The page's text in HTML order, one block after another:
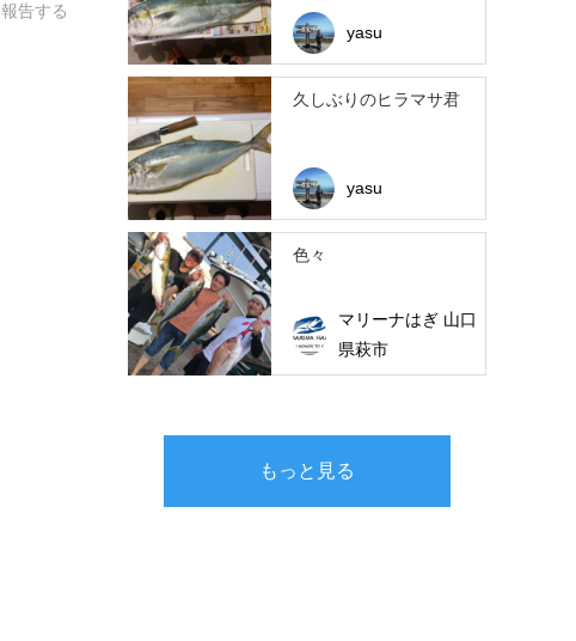
報告する
yasu
久しぶりのヒラマサ君
yasu
色々
マリーナはぎ 山口
県萩市
もっと見る